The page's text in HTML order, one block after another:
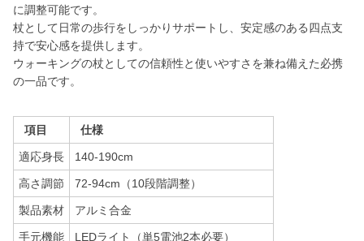
に調整可能です。
杖として日常の歩行をしっかりサポートし、安定感のある四点支
持で安心感を提供します。
ウォーキングの杖としての信頼性と使いやすさを兼ね備えた必携
の一品です。
項目 仕様
適応身長 140-190cm
高さ調節 72-94cm（10段階調整）
製品素材 アルミ合金
手元機能 LEDライト（単5電池2本必要）